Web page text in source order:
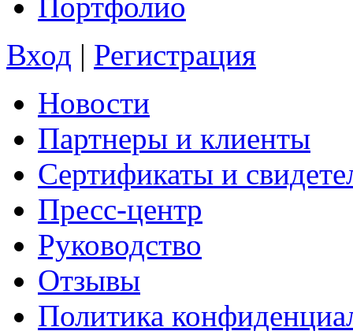
Вход | Регистрация
Новости
Партнеры и клиенты
Сертификаты и
Пресс-центр
Руководство
Отзывы
Политика